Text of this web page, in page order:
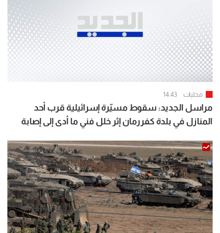
محليات 14:43
مراسل الجديد: سقوط مسيّرة إسرائيلية قرب أحد
المنازل في بلدة كفررمان إثر خلل فني ما أدى إلى إصابة